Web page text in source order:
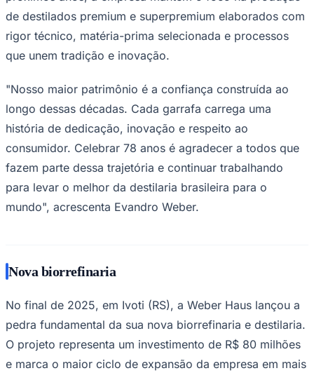
de destilados premium e superpremium elaborados com
rigor técnico, matéria-prima selecionada e processos
que unem tradição e inovação.
"Nosso maior patrimônio é a confiança construída ao
longo dessas décadas. Cada garrafa carrega uma
história de dedicação, inovação e respeito ao
consumidor. Celebrar 78 anos é agradecer a todos que
fazem parte dessa trajetória e continuar trabalhando
para levar o melhor da destilaria brasileira para o
mundo", acrescenta Evandro Weber.
Nova biorrefinaria
No final de 2025, em Ivoti (RS), a Weber Haus lançou a
pedra fundamental da sua nova biorrefinaria e destilaria.
O projeto representa um investimento de R$ 80 milhões
e marca o maior ciclo de expansão da empresa em mais